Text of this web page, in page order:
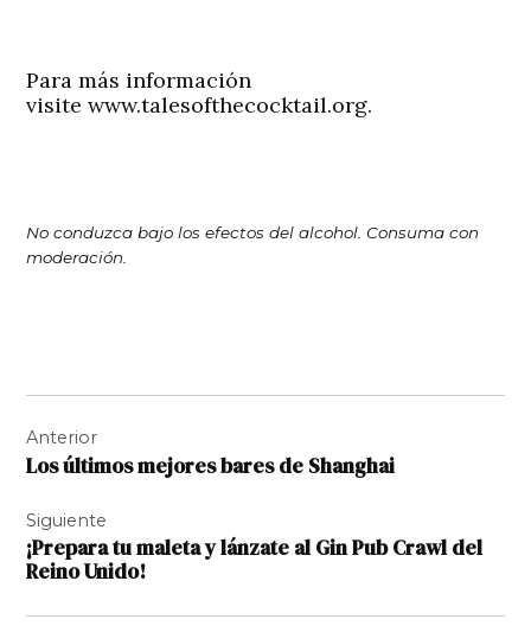
Para más información
visite www.talesofthecocktail.org.
No conduzca bajo los efectos del alcohol. Consuma con
moderación.
de
entradas
Anterior
Los últimos mejores bares de Shanghai
Siguiente
¡Prepara tu maleta y lánzate al Gin Pub Crawl del
Reino Unido!